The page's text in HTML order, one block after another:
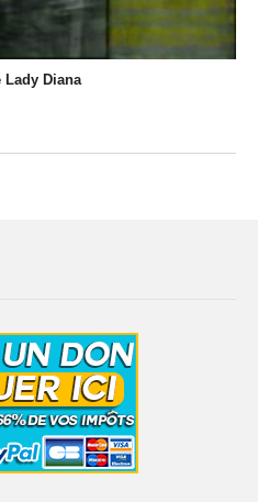
Lady Diana